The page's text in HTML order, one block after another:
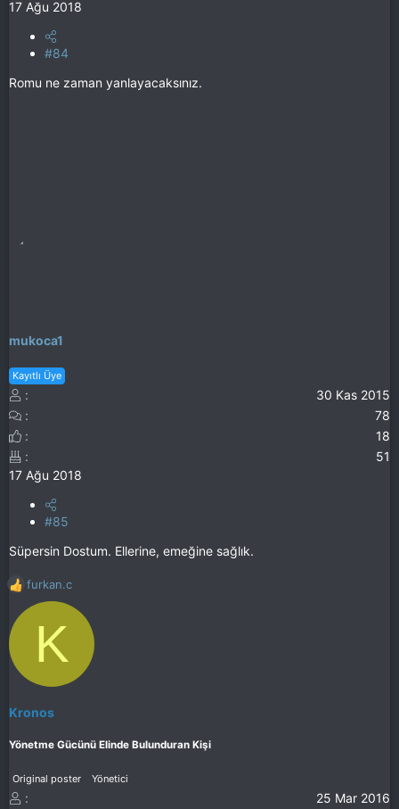
17 Ağu 2018
#84
Romu ne zaman yanlayacaksınız.
mukoca1
Kayıtlı Üye
30 Kas 2015
78
18
51
17 Ağu 2018
#85
Süpersin Dostum. Ellerine, emeğine sağlık.
T
p
k
i
:
furkan.c
K
Kronos
Yönetme Gücünü Elinde Bulunduran Kişi
Original poster Yönetici
25 Mar 2016